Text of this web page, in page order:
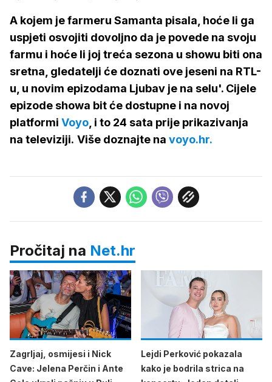
A kojem je farmeru Samanta pisala, hoće li ga
uspjeti osvojiti dovoljno da je povede na svoju
farmu i hoće li joj treća sezona u showu biti ona
sretna, gledatelji će doznati ove jeseni na RTL-
u, u novim epizodama Ljubav je na selu'. Cijele
epizode showa bit će dostupne i na novoj
platformi Voyo , i to 24 sata prije prikazivanja
na televiziji. Više doznajte na voyo.hr.
Pročitaj na Net.hr
Zagrljaj, osmijesi i Nick
Cave: Jelena Perčin i Ante
Lejdi Perković pokazala
kako je bodrila strica na